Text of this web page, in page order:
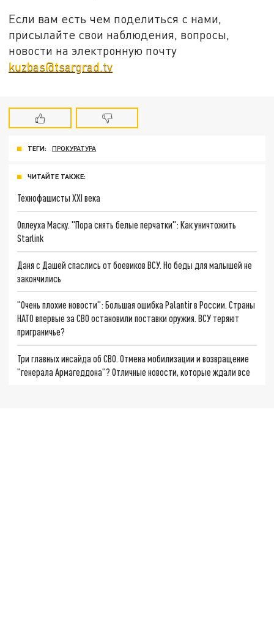
Если вам есть чем поделиться с нами,
присылайте свои наблюдения, вопросы,
новости на электронную почту
kuzbas@tsargrad.tv
ТЕГИ: ПРОКУРАТУРА
ЧИТАЙТЕ ТАКЖЕ:
Технофашисты XXI века
Оплеуха Маску. "Пора снять белые перчатки": Как уничтожить
Starlink
Даня с Дашей спаслись от боевиков ВСУ. Но беды для малышей не
закончились
"Очень плохие новости": Большая ошибка Palantir в России. Страны
НАТО впервые за СВО остановили поставки оружия. ВСУ теряют
приграничье?
Три главных инсайда об СВО. Отмена мобилизации и возвращение
"генерала Армагеддона"? Отличные новости, которые ждали все